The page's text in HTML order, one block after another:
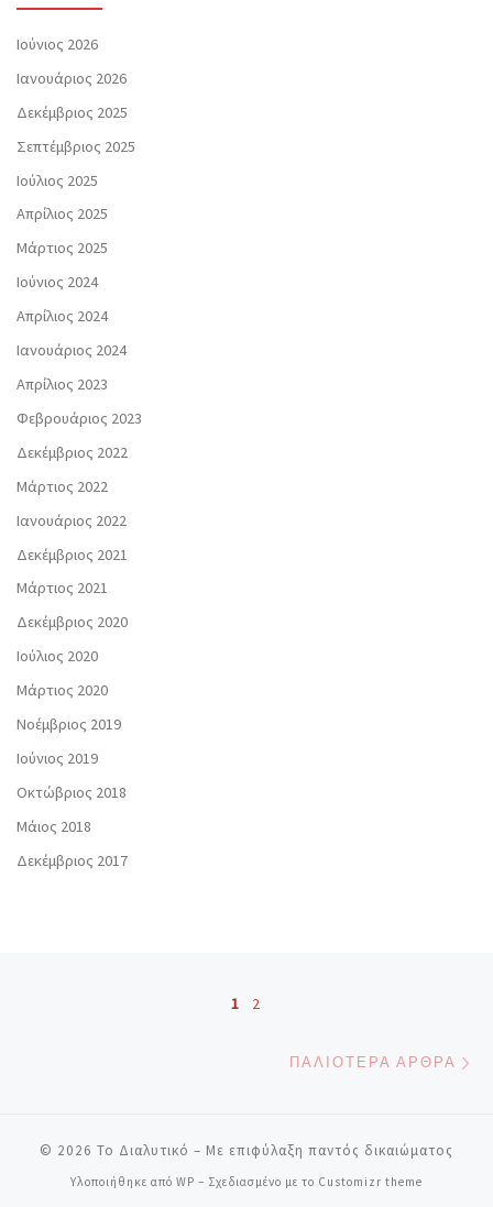
Ιούνιος 2026
Ιανουάριος 2026
Δεκέμβριος 2025
Σεπτέμβριος 2025
Ιούλιος 2025
Απρίλιος 2025
Μάρτιος 2025
Ιούνιος 2024
Απρίλιος 2024
Ιανουάριος 2024
Απρίλιος 2023
Φεβρουάριος 2023
Δεκέμβριος 2022
Μάρτιος 2022
Ιανουάριος 2022
Δεκέμβριος 2021
Μάρτιος 2021
Δεκέμβριος 2020
Ιούλιος 2020
Μάρτιος 2020
Νοέμβριος 2019
Ιούνιος 2019
Οκτώβριος 2018
Μάιος 2018
Δεκέμβριος 2017
Πλοήγηση άρθρων
1 2
ΠΑΛΙΌΤΕΡΑ ΆΡΘΡΑ
© 2026 Το Διαλυτικό – Με επιφύλαξη παντός δικαιώματος
Υλοποιήθηκε από WP – Σχεδιασμένο με το Customizr theme